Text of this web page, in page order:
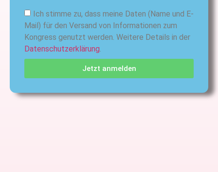
Ich stimme zu, dass meine Daten (Name und E-
Mail) für den Versand von Informationen zum
Kongress genutzt werden. Weitere Details in der
Datenschutzerklärung
Jetzt anmelden